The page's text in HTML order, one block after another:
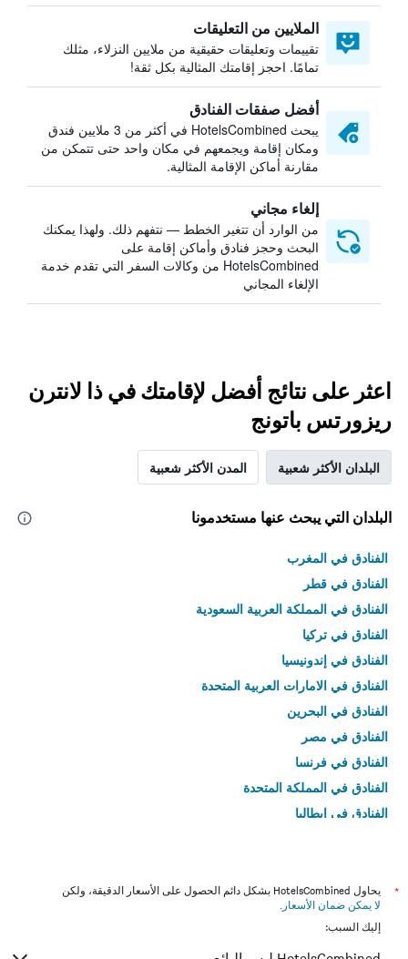
الملايين من التعليقات
تقييمات وتعليقات حقيقية من ملايين النزلاء، مثلك
تمامًا. احجز إقامتك المثالية بكل ثقة!
أفضل صفقات الفنادق
يبحث HotelsCombined في أكثر من 3 ملايين فندق
ومكان إقامة ويجمعهم في مكان واحد حتى تتمكن من
مقارنة أماكن الإقامة المثالية.
إلغاء مجاني
من الوارد أن تتغير الخطط — نتفهم ذلك. ولهذا يمكنك
البحث وحجز فنادق وأماكن إقامة على
HotelsCombined من وكالات السفر التي تقدم خدمة
الإلغاء المجاني
اعثر على نتائج أفضل لإقامتك في ذا لانترن
ريزورتس باتونج
البلدان الأكثر شعبية المدن الأكثر شعبية
البلدان التي يبحث عنها مستخدمونا
الفنادق في المغرب
الفنادق في قطر
الفنادق في المملكة العربية السعودية
الفنادق في تركيا
الفنادق في إندونيسيا
الفنادق في الامارات العربية المتحدة
الفنادق في البحرين
الفنادق في مصر
الفنادق في فرنسا
الفنادق في المملكة المتحدة
الفنادق في إيطاليا
*
يحاول HotelsCombined بشكل دائم الحصول على الأسعار الدقيقة، ولكن
لا يمكن ضمان الأسعار .
إليك السبب: